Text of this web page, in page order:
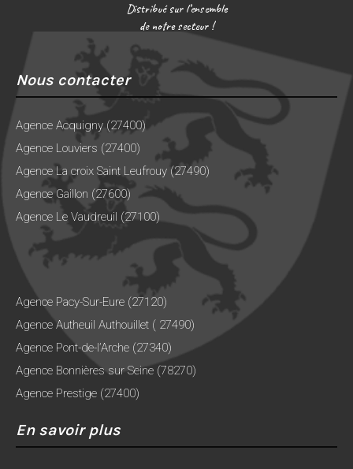
Nous contacter
Agence Acquigny (27400)
Agence Louviers (27400)
Agence La croix Saint Leufrouy (27490)
Agence Gaillon (27600)
Agence Le Vaudreuil (27100)
Agence Pacy-Sur-Eure (27120)
Agence Autheuil Authouillet ( 27490)
Agence Pont-de-l’Arche (27340)
Agence Bonnières sur Seine (78270)
Agence Prestige (27400)
En savoir plus
Distribué sur l’ensemble
de notre secteur !